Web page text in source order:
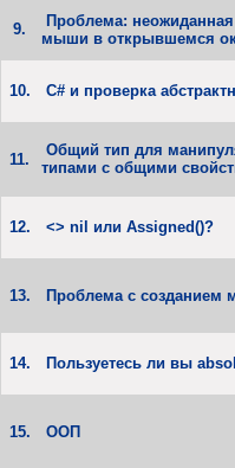
9.
Проблема:
мыши в открывшемся
10. С# и проверка
11.
Общий тип для
типами с общими
12. <> nil или Assigned()?
13. Проблема с созданием
14. Пользуетесь ли вы
15. ООП